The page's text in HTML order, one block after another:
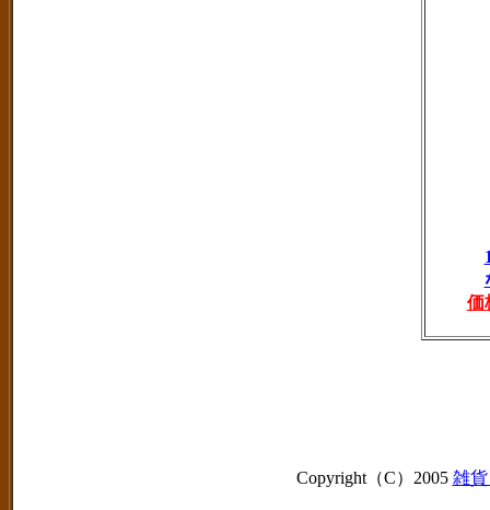
価
Copyright（C）2005 雑